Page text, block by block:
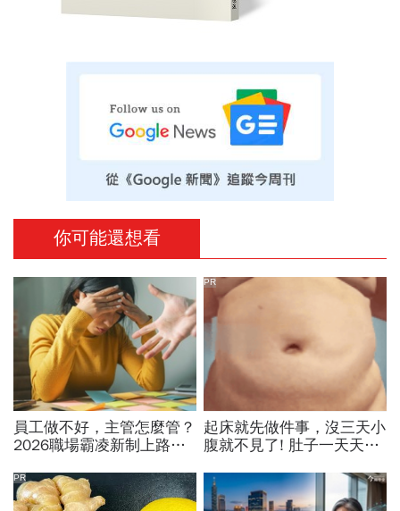
你可能還想看
員工做不好，主管怎麼管？
2026職場霸凌新制上路，
「霸凌」的3條安全邊界
起床就先做件事，沒三天小
腹就不見了! 肚子一天天變
PR
PR